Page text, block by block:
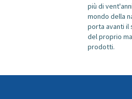
più di
mondo della
porta avanti il
del proprio
prodotti.